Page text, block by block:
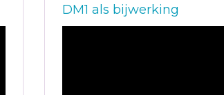
DM1 als bijwerking